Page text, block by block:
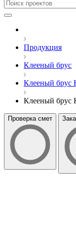
Продукция
Клееный брус
Клееный брус
Клееный брус
Проверка смет